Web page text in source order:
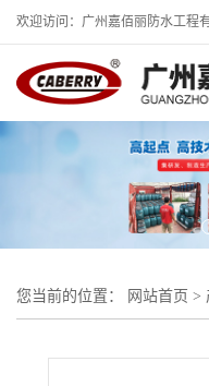
欢迎访问：广州嘉佰丽防水工程
您当前的位置： 网站首页 >